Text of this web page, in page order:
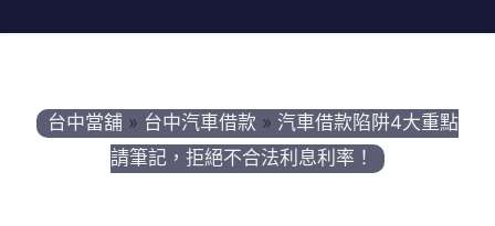
台中當舖 » 台中汽車借款 » 汽車借款陷阱4大重點
請筆記，拒絕不合法利息利率！